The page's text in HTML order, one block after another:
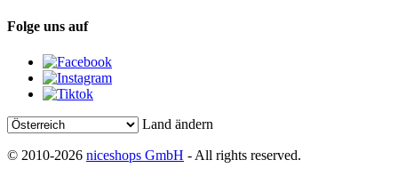
Folge uns auf
Land ändern
© 2010-2026 niceshops GmbH - All rights reserved.